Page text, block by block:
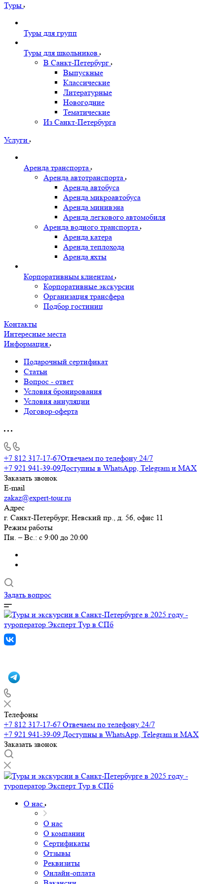
Туры
Туры для групп
Туры для школьников
В Санкт-Петербург
Выпускные
Классические
Литературные
Новогодние
Тематические
Из Санкт-Петербурга
Услуги
Аренда транспорта
Аренда автотранспорта
Аренда автобуса
Аренда микроавтобуса
Аренда минивэна
Аренда легкового автомобиля
Аренда водного транспорта
Аренда катера
Аренда теплохода
Аренда яхты
Корпоративным клиентам
Корпоративные экскурсии
Организация трансфера
Подбор гостиниц
Контакты
Интересные места
Информация
Подарочный сертификат
Статьи
Вопрос - ответ
Условия бронирования
Условия аннуляции
Договор-оферта
+7 812 317-17-67Отвечаем по телефону 24/7
+7 921 941-39-09Доступны в WhatsApp, Telegram и MAX
Заказать звонок
E-mail
zakaz@expert-tour.ru
Адрес
г. Санкт-Петербург, Невский пр., д. 56, офис 11
Режим работы
Пн. – Вс.: с 9:00 до 20:00
Задать вопрос
Телефоны
+7 812 317-17-67 Отвечаем по телефону 24/7
+7 921 941-39-09 Доступны в WhatsApp, Telegram и MAX
Заказать звонок
О нас
О нас
О компании
Сертификаты
Отзывы
Реквизиты
Онлайн-оплата